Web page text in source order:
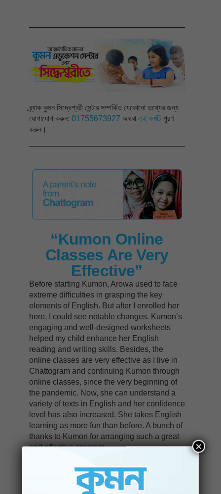
ব্র্যাক কুমন সিদ্ধেশ্বরী সেন্টার সম্পর্কিত যেকোনো তথ্যের জন্য
যোগাযোগ করুন: 01755673927 অথবা এই ফর্মটিপূরণ
করুন।
“Kumon Online
Classes Are Very
Effective”
Before starting Kumon, Arowa used to face
extreme difficulties in grasping the key
elements of English. But after I enrolled her
here, I could see notable changes. Kumon’s
engaging and well-designed worksheets
helped my child enhance her English
reading and writing skills. Besides, the
online classes are very effective as I live in
Chattogram and continuing Kumon through
online classes, since the very beginning of
the pandemic. Now, she can understand a
variety of texts in English and her confidence
level has also increased. She takes English
learning as more fun than before. A bunch of
thanks to Kumon for arranging such a great
and effective program.
Parent of Arowa Bari Arabi
BRAC Kumon Dhanmondi Center
×